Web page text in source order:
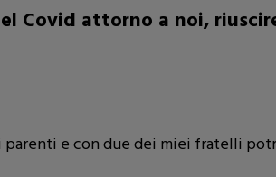
Covid attorno a noi,
e con due dei miei fratelli